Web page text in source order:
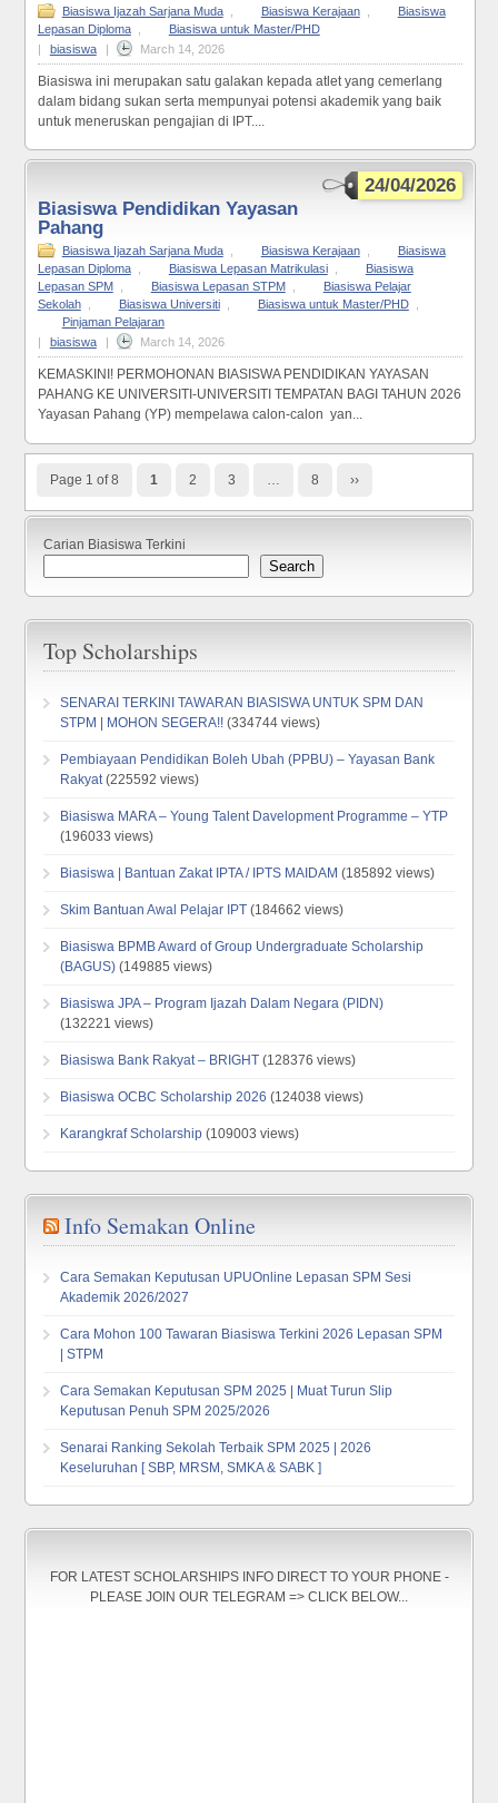
Biasiswa Ijazah Sarjana Muda Biasiswa Kerajaan
Biasiswa
Lepasan Diploma
Biasiswa untuk Master/PHD
|
biasiswa | March 14, 2026
Biasiswa ini merupakan satu galakan kepada atlet yang cemerlang
dalam bidang sukan serta mempunyai potensi akademik yang baik
untuk meneruskan pengajian di IPT....
24/04/2026
Biasiswa Pendidikan Yayasan
Pahang
Biasiswa Ijazah Sarjana Muda Biasiswa Kerajaan
Biasiswa
Lepasan Diploma
Biasiswa Lepasan Matrikulasi
Biasiswa
Lepasan SPM
Biasiswa Lepasan STPM
Biasiswa Pelajar
Sekolah
Biasiswa Universiti Biasiswa untuk Master/PHD
Pinjaman Pelajaran
biasiswa March 14, 2026
KEMASKINI! PERMOHONAN BIASISWA PENDIDIKAN YAYASAN
PAHANG KE UNIVERSITI-UNIVERSITI TEMPATAN BAGI TAHUN 2026
Yayasan Pahang (YP) mempelawa calon-calon yan...
Page 1 of 8 1 2 3 8 ››
Carian Biasiswa Terkini
Search
Top Scholarships
SENARAI TERKINI TAWARAN BIASISWA UNTUK SPM DAN
STPM | MOHON SEGERA!! (334744 views)
Pembiayaan Pendidikan Boleh Ubah (PPBU) – Yayasan Bank
Rakyat (225592 views)
Biasiswa MARA – Young Talent Davelopment Programme – YTP
(196033 views)
Biasiswa | Bantuan Zakat IPTA / IPTS MAIDAM (185892 views)
Skim Bantuan Awal Pelajar IPT (184662 views)
Biasiswa BPMB Award of Group Undergraduate Scholarship
(BAGUS) (149885 views)
Biasiswa JPA – Program Ijazah Dalam Negara (PIDN)
(132221 views)
Biasiswa Bank Rakyat – BRIGHT (128376 views)
Biasiswa OCBC Scholarship 2026 (124038 views)
Karangkraf Scholarship (109003 views)
Info Semakan Online
Cara Semakan Keputusan UPUOnline Lepasan SPM Sesi
Akademik 2026/2027
Cara Mohon 100 Tawaran Biasiswa Terkini 2026 Lepasan SPM
| STPM
Cara Semakan Keputusan SPM 2025 | Muat Turun Slip
Keputusan Penuh SPM 2025/2026
Senarai Ranking Sekolah Terbaik SPM 2025 | 2026
Keseluruhan [ SBP, MRSM, SMKA & SABK ]
FOR LATEST SCHOLARSHIPS INFO DIRECT TO YOUR PHONE -
PLEASE JOIN OUR TELEGRAM => CLICK BELOW...